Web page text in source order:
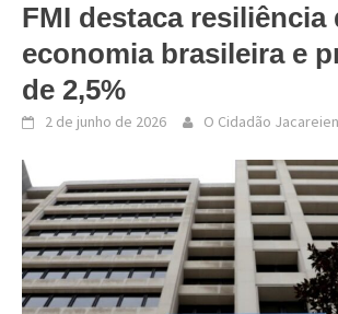
FMI destaca resiliência
economia brasileira e
de 2,5%
2 de junho de 2026 O Cidadão